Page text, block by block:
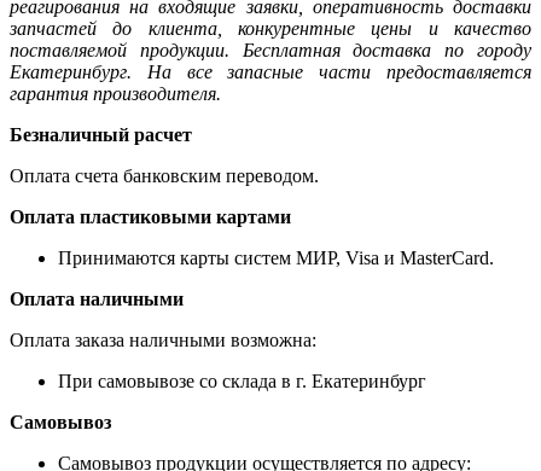
реагирования на входящие заявки, оперативность доставки
запчастей до клиента, конкурентные цены и качество
поставляемой продукции. Бесплатная доставка по городу
Екатеринбург. На все запасные части предоставляется
гарантия производителя.
Безналичный расчет
Оплата счета банковским переводом.
Оплата пластиковыми картами
Принимаются карты систем МИР, Visa и MasterCard.
Оплата наличными
Оплата заказа наличными возможна:
При самовывозе со склада в г. Екатеринбург
Самовывоз
Самовывоз продукции осуществляется по адресу: